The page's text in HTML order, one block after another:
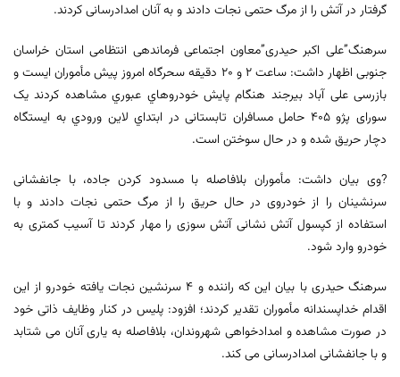
گرفتار در آتش را از مرگ حتمی نجات دادند و به آنان امدادرسانی کردند.
سرهنگ”علی اکبر حیدری”معاون اجتماعی فرماندهی انتظامی استان خراسان
جنوبی اظهار داشت: ساعت 2 و 20 دقیقه سحرگاه امروز پیش مأموران ایست و
بازرسی علی آباد بیرجند هنگام پايش خودروهاي عبوري مشاهده کردند یک
سورای پژو 405 حامل مسافران تابستانی در ابتداي لاين ورودي به ايستگاه
دچار حریق شده و در حال سوختن است.
?وی بیان داشت: مأموران بلافاصله با مسدود کردن جاده، با جانفشانی
سرنشینان را از خودروی در حال حریق را از مرگ حتمی نجات دادند و با
استفاده از کپسول آتش نشانی آتش سوزی را مهار کردند تا آسیب کمتری به
خودرو وارد شود.
سرهنگ حیدری با بیان این که راننده و 4 سرنشین نجات یافته خودرو از این
اقدام خداپسندانه مأموران تقدیر کردند؛ افزود: پلیس در کنار وظایف ذاتی خود
در صورت مشاهده و امدادخواهی شهروندان، بلافاصله به یاری آنان می شتابد
و با جانفشانی امدادرسانی می کند.